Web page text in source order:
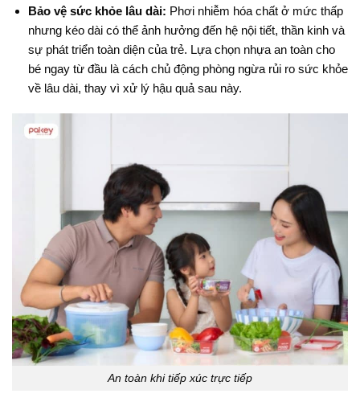
Bảo vệ sức khỏe lâu dài: Phơi nhiễm hóa chất ở mức thấp
nhưng kéo dài có thể ảnh hưởng đến hệ nội tiết, thần kinh và
sự phát triển toàn diện của trẻ. Lựa chọn nhựa an toàn cho
bé ngay từ đầu là cách chủ động phòng ngừa rủi ro sức khỏe
về lâu dài, thay vì xử lý hậu quả sau này.
An toàn khi tiếp xúc trực tiếp